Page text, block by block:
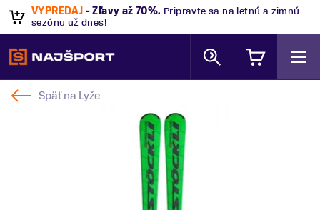
VÝPREDAJ - Zľavy až 70%. Pripravte sa na letnú a zimnú
sezónu už dnes!
Späť na Lyže